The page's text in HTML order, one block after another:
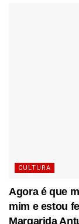
CULTURA
Agora é que
mim e estou
Margarida